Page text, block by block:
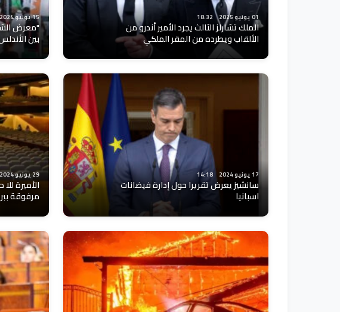
01 يونيو 2025 18:32
الملك تشارلز الثالث يجرد الأمير أندرو من
الألقاب ويطرده من المقر الملكي
15 يونيو 2024
"معرض
بين
17 يونيو 2024 14:18
سانشيز يعرض تقريرا حول إدارة فيضانات
اسبانيا
29 يونيو 2024
الأميرة
مرفوقة